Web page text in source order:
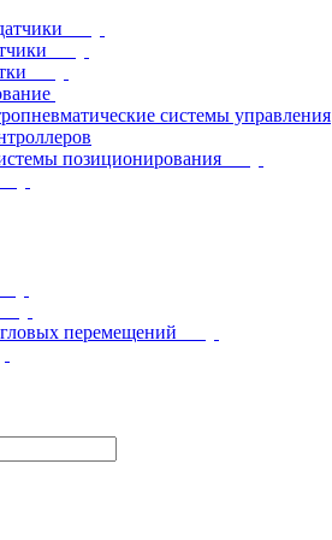
системы управления
позиционирования
перемещений